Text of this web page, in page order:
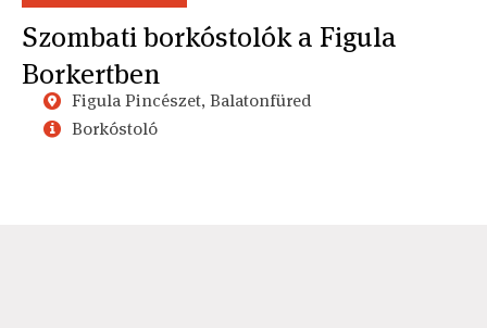
Szombati borkóstolók a Figula
Borkertben
Figula Pincészet, Balatonfüred
Borkóstoló